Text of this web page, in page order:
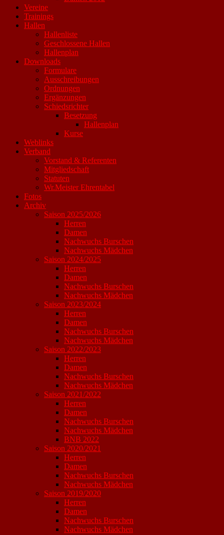
Vereine
Trainings
Hallen
Hallenliste
Geschlossene Hallen
Hallenplan
Downloads
Formulare
Ausschreibungen
Ordnungen
Ergänzungen
Schiedsrichter
Besetzung
Hallenplan
Kurse
Weblinks
Verband
Vorstand & Referenten
Mitgliedschaft
Statuten
Wr.Meister Ehrentabel
Fotos
Archiv
Saison 2025/2026
Herren
Damen
Nachwuchs Burschen
Nachwuchs Mädchen
Saison 2024/2025
Herren
Damen
Nachwuchs Burschen
Nachwuchs Mädchen
Saison 2023/2024
Herren
Damen
Nachwuchs Burschen
Nachwuchs Mädchen
Saison 2022/2023
Herren
Damen
Nachwuchs Burschen
Nachwuchs Mädchen
Saison 2021/2022
Herren
Damen
Nachwuchs Burschen
Nachwuchs Mädchen
BNB 2022
Saison 2020/2021
Herren
Damen
Nachwuchs Burschen
Nachwuchs Mädchen
Saison 2019/2020
Herren
Damen
Nachwuchs Burschen
Nachwuchs Mädchen